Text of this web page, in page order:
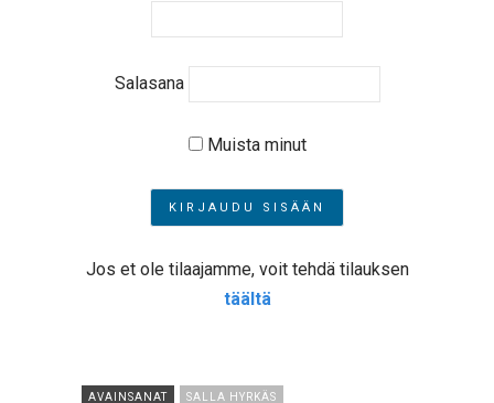
Salasana
Muista minut
Jos et ole tilaajamme, voit tehdä tilauksen
täältä
AVAINSANAT SALLA HYRKÄS